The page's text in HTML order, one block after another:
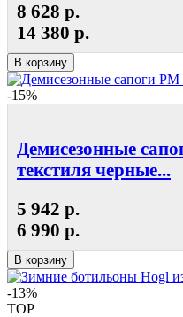
8 628 р.
14 380 р.
В корзину
-15%
Демисезонные
текстиля черные...
5 942 р.
6 990 р.
В корзину
-13%
TOP